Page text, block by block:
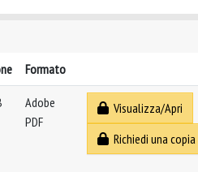
Formato
Adobe
PDF
Visualizza/Apri
Richiedi una copia